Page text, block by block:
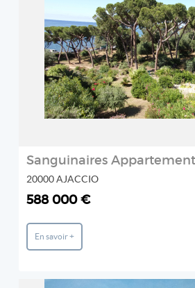
REF: EMTMAA5927
Prestige et Chateaux
2
20000 AJACCIO
588 000 €
En savoir +